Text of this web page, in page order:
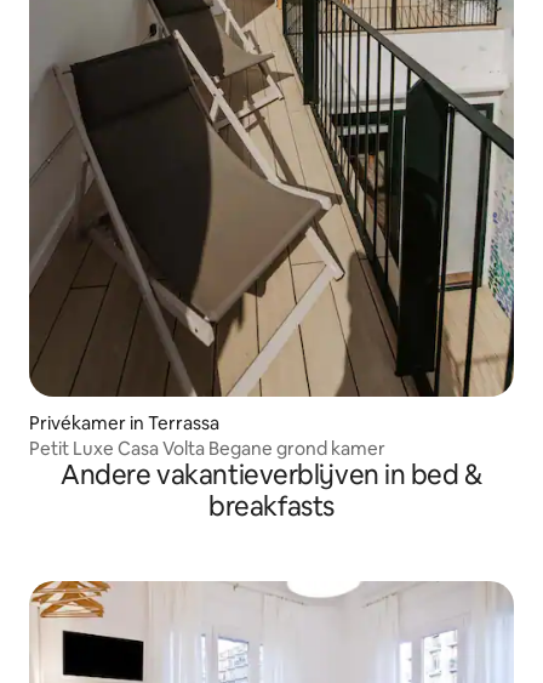
Privékamer in Terrassa
Petit Luxe Casa Volta Begane grond kamer
Andere vakantieverblijven in bed &
breakfasts